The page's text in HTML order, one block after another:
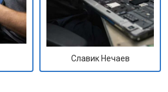
Славик Нечаев